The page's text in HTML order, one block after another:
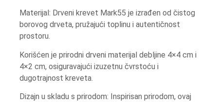
Materijal: Drveni krevet Mark55 je izrađen od čistog
borovog drveta, pružajući toplinu i autentičnost
prostoru.
Korišćen je prirodni drveni materijal debljine 4×4 cm i
4×2 cm, osiguravajući izuzetnu čvrstoću i
dugotrajnost kreveta.
Dizajn u skladu s prirodom: Inspirisan prirodom, ovaj